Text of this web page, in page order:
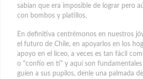
sabían que era imposible de lograr pero
con bombos y platillos.
En definitiva centrémonos en nuestros
el futuro de Chile, en apoyarlos en los
apoyo en el liceo, a veces es tan fácil
o "confío en tí" y aquí son fundamentales
guíen a sus pupilos, denle una palmada